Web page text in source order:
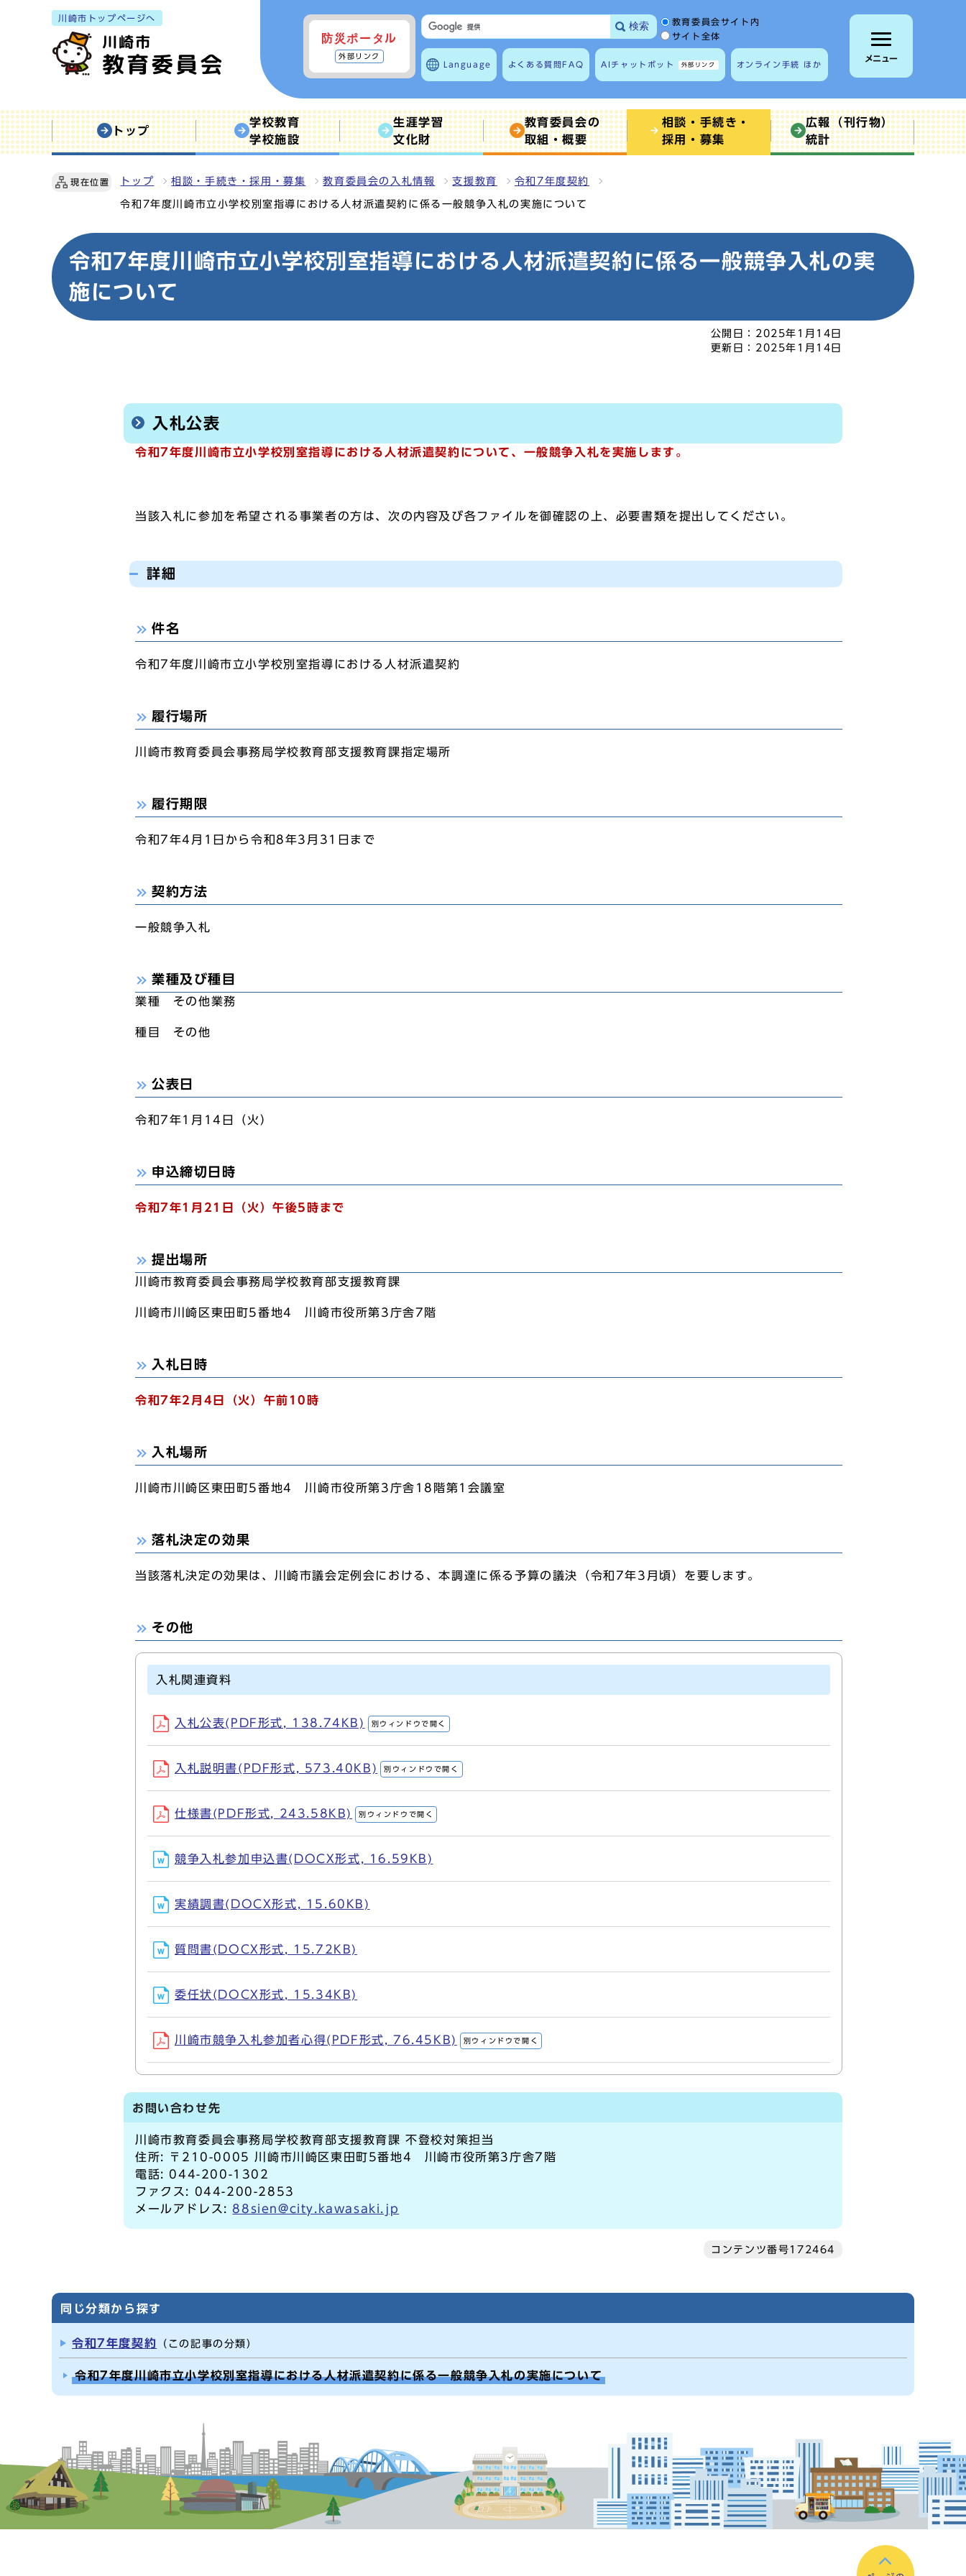
川崎市トップページへ
防災ポータル
外部リンク
検索 サイト内検索の範囲
教育委員会サイト内
サイト全体
Language よくある質問 FAQ AIチャットボット 外部リンク オンライン手続 ほか
メニュー
トップ
学校教育
学校施設
生涯学習
文化財
教育委員会の
取組・概要
相談・手続き・
採用・募集
広報（刊行物）
統計
現在位置 トップ 相談・手続き・採用・募集 教育委員会の入札情報 支援教育 令和7年度契約
令和7年度川崎市立小学校別室指導における人材派遣契約に係る一般競争入札の実施について
令和7年度川崎市立小学校別室指導における人材派遣契約に係る一般競争入札の実
施について
公開日： 2025年1月14日
更新日： 2025年1月14日
入札公表
令和7年度川崎市立小学校別室指導における人材派遣契約について、一般競争入札を実施します。
当該入札に参加を希望される事業者の方は、次の内容及び各ファイルを御確認の上、必要書類を提出してください。
詳細
件名
令和7年度川崎市立小学校別室指導における人材派遣契約
履行場所
川崎市教育委員会事務局学校教育部支援教育課指定場所
履行期限
令和7年4月1日から令和8年3月31日まで
契約方法
一般競争入札
業種及び種目
業種 その他業務
種目 その他
公表日
令和7年1月14日（火）
申込締切日時
令和7年1月21日（火）午後5時まで
提出場所
川崎市教育委員会事務局学校教育部支援教育課
川崎市川崎区東田町5番地4 川崎市役所第3庁舎7階
入札日時
令和7年2月4日（火）午前10時
入札場所
川崎市川崎区東田町5番地4 川崎市役所第3庁舎18階第1会議室
落札決定の効果
当該落札決定の効果は、川崎市議会定例会における、本調達に係る予算の議決（令和7年3月頃）を要します。
その他
入札関連資料
入札公表(PDF形式, 138.74KB) 別ウィンドウで開く
入札説明書(PDF形式, 573.40KB) 別ウィンドウで開く
仕様書(PDF形式, 243.58KB) 別ウィンドウで開く
競争入札参加申込書(DOCX形式, 16.59KB)
実績調書(DOCX形式, 15.60KB)
質問書(DOCX形式, 15.72KB)
委任状(DOCX形式, 15.34KB)
川崎市競争入札参加者心得(PDF形式, 76.45KB) 別ウィンドウで開く
お問い合わせ先
川崎市教育委員会事務局学校教育部支援教育課 不登校対策担当
住所: 〒210-0005 川崎市川崎区東田町5番地4 川崎市役所第3庁舎7階
電話: 044-200-1302
ファクス: 044-200-2853
メールアドレス:88sien@city.kawasaki.jp
コンテンツ番号172464
同じ分類から探す
令和7年度契約 （この記事の分類）
令和7年度川崎市立小学校別室指導における人材派遣契約に係る一般競争入札の実施について